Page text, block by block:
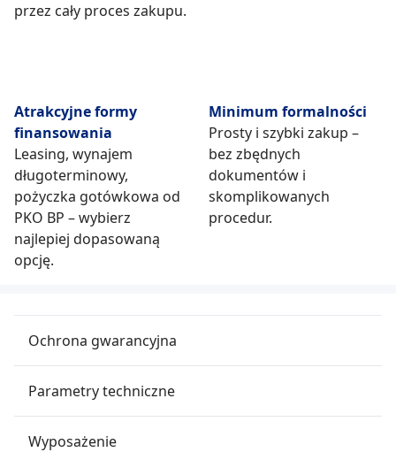
przez cały proces zakupu.
Atrakcyjne formy
finansowania
Leasing, wynajem
długoterminowy,
pożyczka gotówkowa od
PKO BP – wybierz
najlepiej dopasowaną
opcję.
Minimum formalności
Prosty i szybki zakup –
bez zbędnych
dokumentów i
skomplikowanych
procedur.
Ochrona gwarancyjna
Parametry techniczne
Wyposażenie